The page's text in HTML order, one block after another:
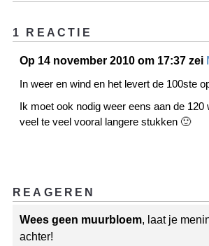
1 REACTIE
Op 14 november 2010 om 17:37 zei
In weer en wind en het levert de 100ste
Ik moet ook nodig weer eens aan de 120
veel te veel vooral langere stukken 🙂
REAGEREN
Wees geen muurbloem, laat je
achter!